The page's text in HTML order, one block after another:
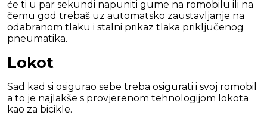
će ti u par sekundi napuniti gume na romobilu ili na
čemu god trebaš uz automatsko zaustavljanje na
odabranom tlaku i stalni prikaz tlaka priključenog
pneumatika.
Lokot
Sad kad si osigurao sebe treba osigurati i svoj romobil
a to je najlakše s provjerenom tehnologijom lokota
kao za bicikle.